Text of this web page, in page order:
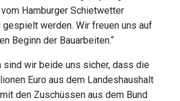
Hamburger Schietwetter
gespielt werden. Wir freuen uns auf
Beginn der Bauarbeiten.“
sind wir beide uns sicher, dass die
Euro aus dem Landeshaushalt
den Zuschüssen aus dem Bund